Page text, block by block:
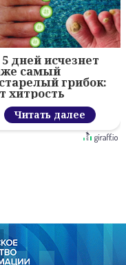
5 дней исчезнет
самый
грибок:
хитрость
Читать далее